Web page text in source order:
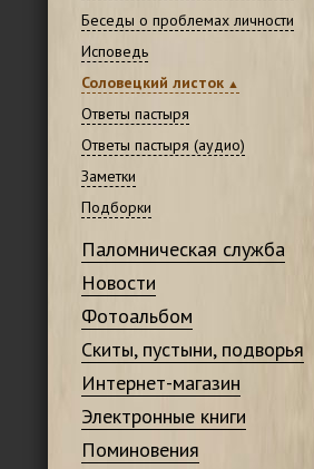
Беседы о проблемах личности
Исповедь
Соловецкий листок
Ответы пастыря
Ответы пастыря (аудио)
Заметки
Подборки
Паломническая служба
Новости
Фотоальбом
Скиты, пустыни, подворья
Интернет-магазин
Электронные книги
Поминовения